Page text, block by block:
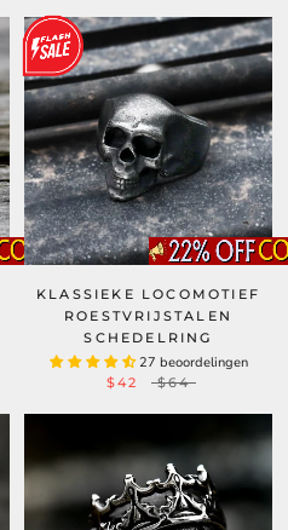
KLASSIEKE LOCOMOTIEF
ROESTVRIJSTALEN
SCHEDELRING
27 beoordelingen
$42 $64